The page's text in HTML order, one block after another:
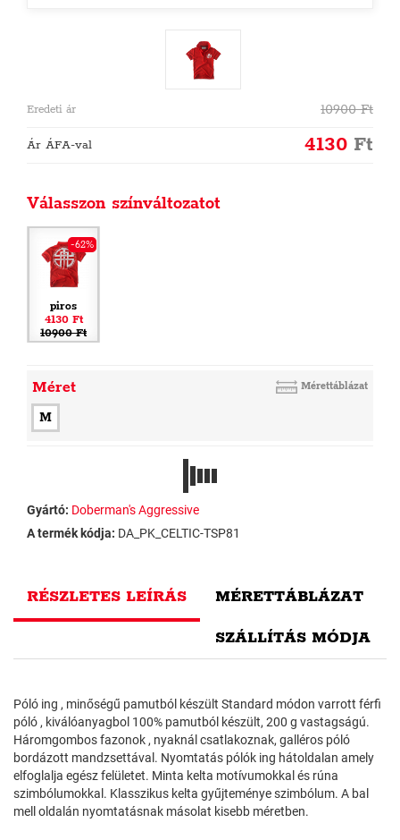
Eredeti ár 10900Ft
Ár ÁFA-val 4130 Ft
Válasszon színváltozatot
-62%
piros
4130 Ft
10900 Ft
Méret Mérettáblázat
M
Gyártó: Doberman's Aggressive
A termék kódja: DA_PK_CELTIC-TSP81
RÉSZLETES LEÍRÁS MÉRETTÁBLÁZAT
SZÁLLÍTÁS MÓDJA
Póló ing , minőségű pamutból készült Standard módon varrott férfi
póló , kiválóanyagbol 100% pamutból készült, 200 g vastagságú.
Háromgombos fazonok , nyaknál csatlakoznak, galléros póló
bordázott mandzsettával. Nyomtatás pólók ing hátoldalan amely
elfoglalja egész felületet. Minta kelta motívumokkal és rúna
szimbólumokkal. Klasszikus kelta gyűjteménye szimbólum. A bal
mell oldalán nyomtatásnak másolat kisebb méretben.